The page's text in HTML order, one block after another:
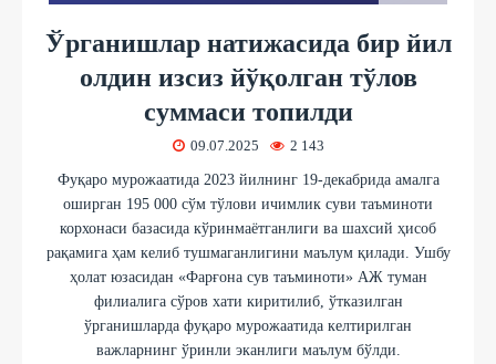
Ўрганишлар натижасида бир йил
олдин изсиз йўқолган тўлов
суммаси топилди
09.07.2025 2 143
Фуқаро мурожаатида 2023 йилнинг 19-декабрида амалга
оширган 195 000 сўм тўлови ичимлик суви таъминоти
корхонаси базасида кўринмаётганлиги ва шахсий ҳисоб
рақамига ҳам келиб тушмаганлигини маълум қилади. Ушбу
ҳолат юзасидан «Фарғона сув таъминоти» АЖ туман
филиалига сўров хати киритилиб, ўтказилган
ўрганишларда фуқаро мурожаатида келтирилган
важларнинг ўринли эканлиги маълум бўлди.